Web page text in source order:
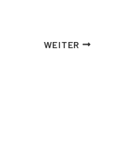
WEITER